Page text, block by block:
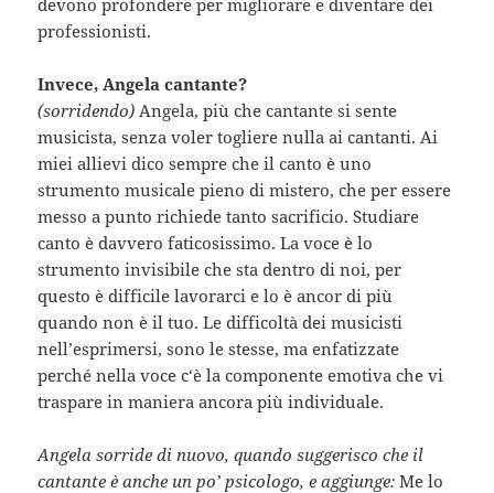
professionisti.
Invece, Angela cantante?
(sorridendo) Angela, più che cantante si sente
musicista, senza voler togliere nulla ai cantanti. Ai
miei allievi dico sempre che il canto è uno
strumento musicale pieno di mistero, che per essere
messo a punto richiede tanto sacrificio. Studiare
canto è davvero faticosissimo. La voce è lo
strumento invisibile che sta dentro di noi, per
questo è difficile lavorarci e lo è ancor di più
quando non è il tuo. Le difficoltà dei musicisti
nell’esprimersi, sono le stesse, ma enfatizzate
perché nella voce c‘è la componente emotiva che vi
traspare in maniera ancora più individuale.
Angela sorride di nuovo, quando suggerisco che il
cantante è anche un po’ psicologo, e aggiunge:Me lo